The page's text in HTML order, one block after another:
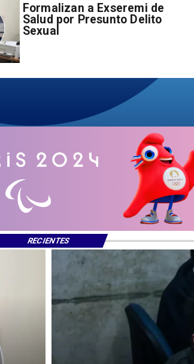
Formalizan a Exseremi de
Salud por Presunto Delito
Sexual
RECIENTES